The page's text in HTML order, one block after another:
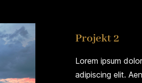
Projekt 2
Lorem ipsum
adipiscing elit.